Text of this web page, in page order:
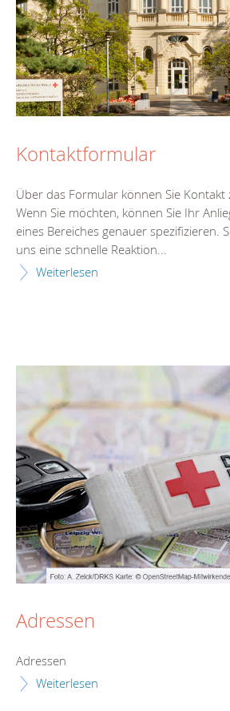
Kontaktformular
Über das Formular können Sie Kontakt
Wenn Sie möchten, können Sie Ihr
eines Bereiches genauer spezifizieren.
uns eine schnelle Reaktion...
Weiterlesen
Adressen
Adressen
Weiterlesen